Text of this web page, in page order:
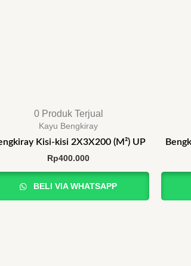
0 Produk Terjual
Kayu Bengkiray
Kisi-kisi 2X3X200 (M²) UP
Rp400.000
BELI VIA WHATSAPP